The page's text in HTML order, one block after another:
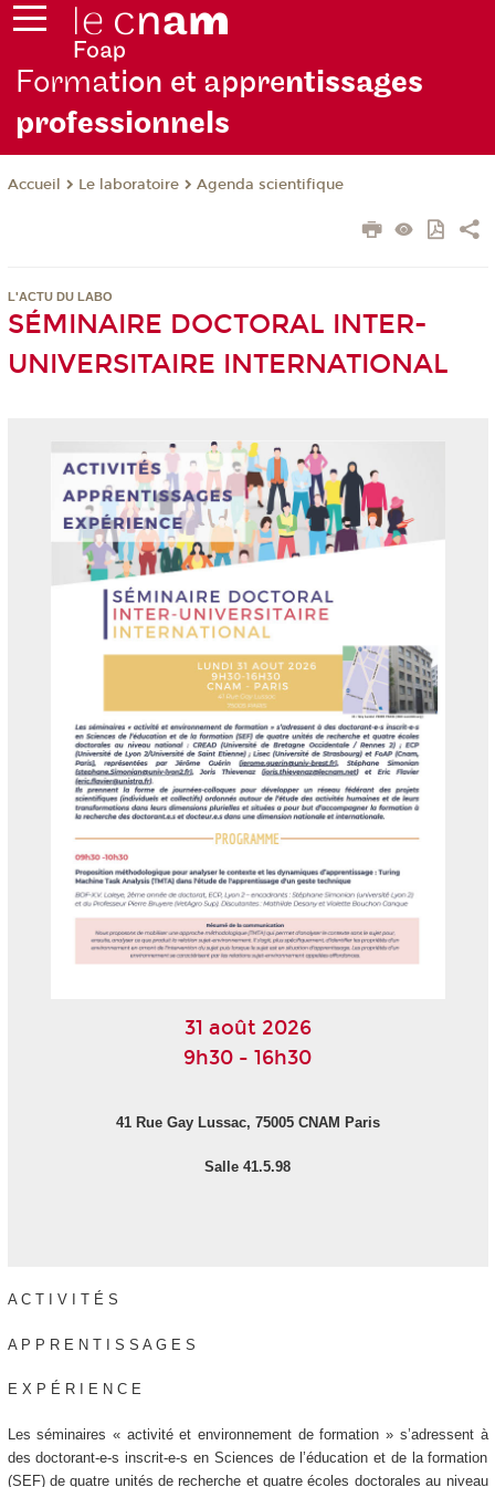
Formation et apprentissages
professionnels
Accueil Le laboratoire Agenda scientifique
L'ACTU DU LABO
SÉMINAIRE DOCTORAL INTER-
UNIVERSITAIRE INTERNATIONAL
31 août 2026
9h30 - 16h30
41 Rue Gay Lussac, 75005 CNAM Paris
Salle 41.5.98
A C T I V I T É S
A P P R E N T I S S A G E S
E X P É R I E N C E
Les séminaires « activité et environnement de formation » s’adressent à
des doctorant-e-s inscrit-e-s en Sciences de l’éducation et de la formation
(SEF) de quatre unités de recherche et quatre écoles doctorales au niveau